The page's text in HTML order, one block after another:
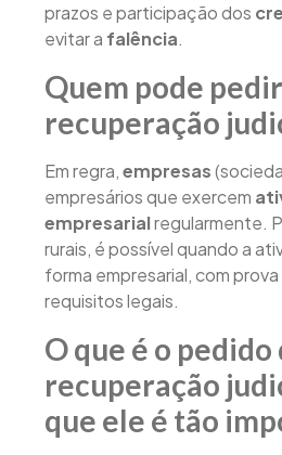
prazos e participação dos
evitar a falência.
Quem pode pedir
recuperação
Em regra,empresas
empresários que exercem
empresarialregularmente.
rurais, é possível quando a
forma empresarial, com
requisitos legais.
O que é o pedido
recuperação
que ele é tão